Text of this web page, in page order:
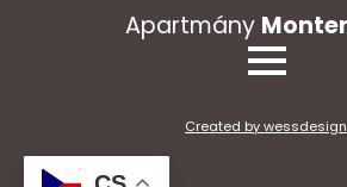
Apartmány
Created by